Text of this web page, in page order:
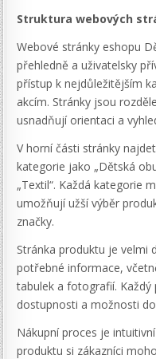
Struktura webových
Webové stránky eshopu
přehledně a uživatelsky
přístup k nejdůležitějším
akcím. Stránky jsou
usnadňují orientaci a
V horní části stránky
kategorie jako „Dětská
„Textil“. Každá kategorie
umožňují užší výběr
značky.
Stránka produktu je velmi
potřebné informace,
tabulek a fotografií.
dostupnosti a možnosti
Nákupní proces je
produktu si zákazníci